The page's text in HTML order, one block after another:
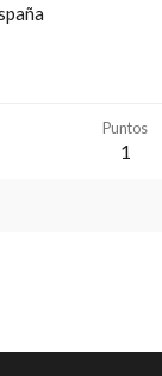
Puntos
1